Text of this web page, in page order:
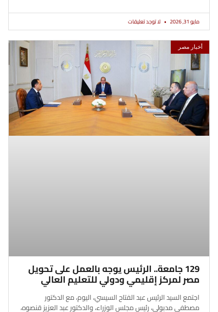
مايو 31, 2026 لا توجد تعليقات
أخبار مصر
129 جامعة.. الرئيس يوجه بالعمل على تحويل
مصر لمركز إقليمي ودولي للتعليم العالي
اجتمع السيد الرئيس عبد الفتاح السيسي، اليوم، مع الدكتور
مصطفى مدبولي، رئيس مجلس الوزراء، والدكتور عبد العزيز قنصوه،